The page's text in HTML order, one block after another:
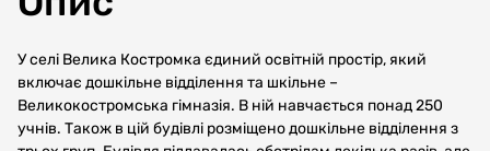
У селі Велика Костромка єдиний освітній простір, який
включає дошкільне відділення та шкільне –
Великокостромська гімназія. В ній навчається понад 250
учнів. Також в цій будівлі розміщено дошкільне відділення з